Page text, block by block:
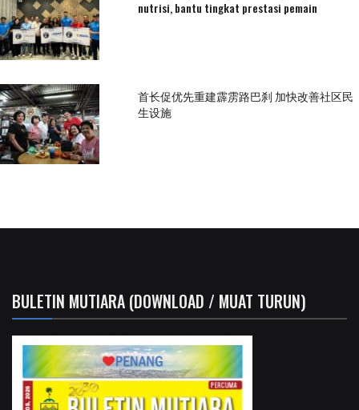
nutrisi, bantu tingkat prestasi pemain
首长促优先重建霹雳路巴刹 加快改善社区民
生设施
BULETIN MUTIARA (DOWNLOAD / MUAT TURUN)